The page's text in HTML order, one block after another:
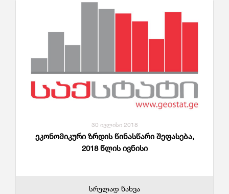
30 ივლისი 2018
ეკონომიკური ზრდის წინასწარი შეფასება,
2018 წლის ივნისი
სრულად ნახვა